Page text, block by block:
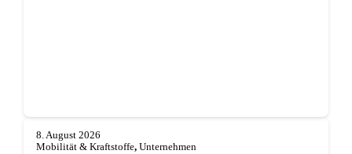
8. August 2026
Mobilität & Kraftstoffe, Unternehmen